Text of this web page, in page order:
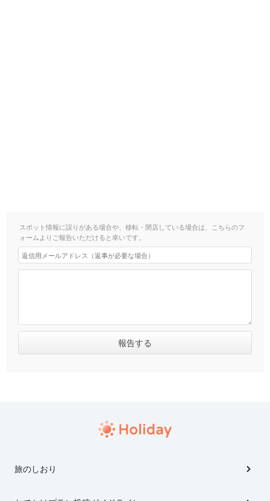
スポット情報に誤りがある場合や、移転・閉店している場合は、こちらのフ
ォームよりご報告いただけると幸いです。
旅のしおり